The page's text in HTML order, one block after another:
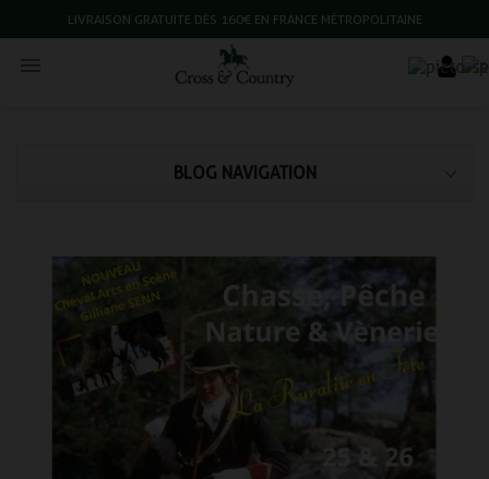
LIVRAISON GRATUITE DÈS 160€ EN FRANCE MÉTROPOLITAINE
BLOG NAVIGATION